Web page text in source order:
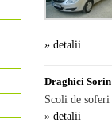
» detalii
Draghici
Scoli de
» detalii